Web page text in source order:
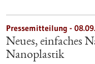
Pressemitteilung -
Neues, einfaches
Nanoplastik